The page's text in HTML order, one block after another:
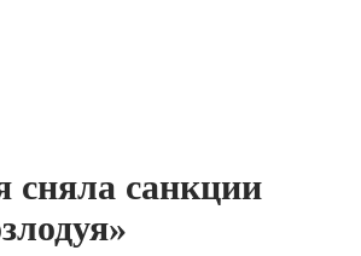
сняла санкции